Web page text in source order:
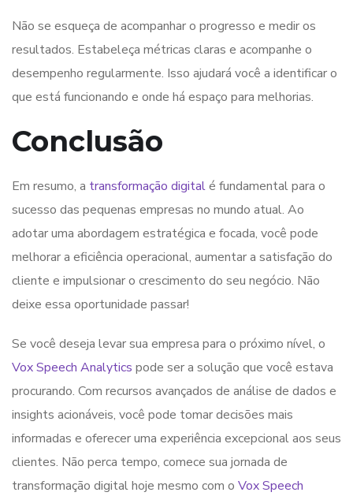
Não se esqueça de acompanhar o progresso e medir os
resultados. Estabeleça métricas claras e acompanhe o
desempenho regularmente. Isso ajudará você a identificar o
que está funcionando e onde há espaço para melhorias.
Conclusão
Em resumo, a transformação digitalé fundamental para o
sucesso das pequenas empresas no mundo atual. Ao
adotar uma abordagem estratégica e focada, você pode
melhorar a eficiência operacional, aumentar a satisfação do
cliente e impulsionar o crescimento do seu negócio. Não
deixe essa oportunidade passar!
Se você deseja levar sua empresa para o próximo nível, o
Vox Speech Analytics pode ser a solução que você estava
procurando. Com recursos avançados de análise de dados e
insights acionáveis, você pode tomar decisões mais
informadas e oferecer uma experiência excepcional aos seus
clientes. Não perca tempo, comece sua jornada de
transformação digital hoje mesmo com o Vox Speech